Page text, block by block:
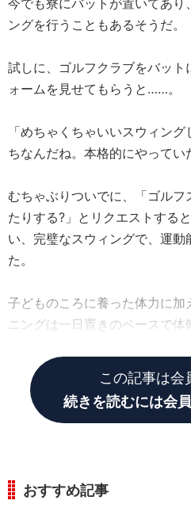
ングを行うこともあるそうだ。
試しに、ゴルフクラブをバット
ォームを見せてもらうと……。
「めちゃくちゃいいスウィン
ちなんだね。本格的にやってい
むちゃぶりついでに、「ゴルフ
たりする?」とリクエストする
い、完璧なスウィングで、運
た。
子どものころに養った体力に
ニングは一日置きのペースで体
この記事は会
続きを読むには会
おすすめ記事